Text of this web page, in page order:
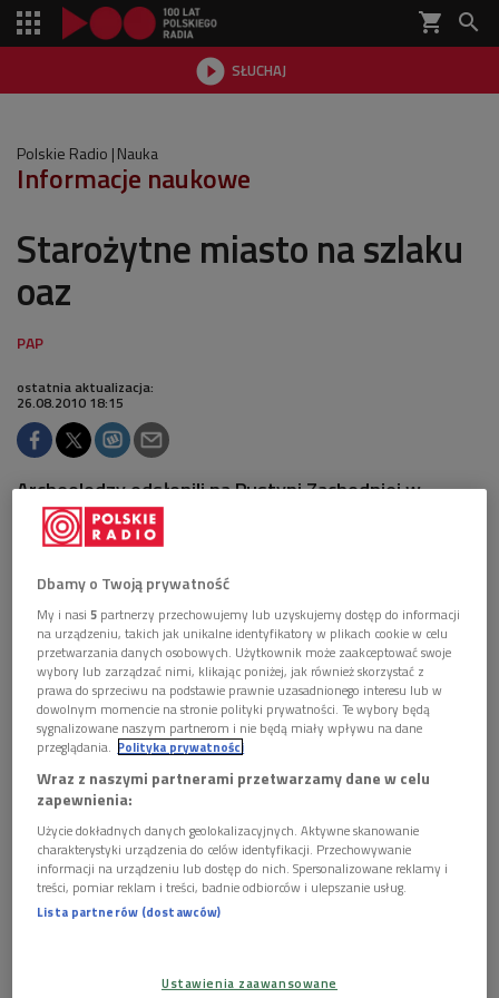
shopping_cart 
 SŁUCHAJ

Polskie Radio Nauka
Informacje naukowe
Starożytne miasto na szlaku
oaz
ostatnia aktualizacja:
26.08.2010 18:15
Archeolodzy odsłonili na Pustyni Zachodniej w
Egipcie pozostałości miasta sprzed 3,5 tys. lat -
podało w środę egipskie ministerstwo kultury.
Wykopaliskami w oazie Charga, położonej ok. 200 km na
południe od Kairu, kierowała ekipa z amerykańskiego
uniwersytetu Yale. Miały one na celu odtworzenie mapy
starożytnych dróg przez Pustynię Zachodnią.
Odkryte pozostałości znajdują się przy dawnej trasie karawan,
łączącej Dolinę Nilu z zachodnimi oazami i ciągnącej się dalej
do Nubii (Sudanu), skąd w starożytności sprowadzano
niewolników. Był to ważny szlak handlowy, którym
transportowano także zboże, złoto, kość słoniową i
przyprawy. Osada osiągnęła szczyt świetności w czasach
Średniego Państwa (1786-1665 p.n.e.) i drugiego okresu
przejściowego (1600-1569 p.n.e.).
Dbamy o Twoją prywatność
My i nasi5 partnerzy przechowujemy lub uzyskujemy dostęp do informacji
na urządzeniu, takich jak unikalne identyfikatory w plikach cookie w celu
przetwarzania danych osobowych. Użytkownik może zaakceptować swoje
wybory lub zarządzać nimi, klikając poniżej, jak również skorzystać z
prawa do sprzeciwu na podstawie prawnie uzasadnionego interesu lub w
dowolnym momencie na stronie polityki prywatności. Te wybory będą
sygnalizowane naszym partnerom i nie będą miały wpływu na dane
przeglądania. Polityka prywatności
Wraz z naszymi partnerami przetwarzamy dane w celu
zapewnienia:
Użycie dokładnych danych geolokalizacyjnych. Aktywne skanowanie
charakterystyki urządzenia do celów identyfikacji. Przechowywanie
informacji na urządzeniu lub dostęp do nich. Spersonalizowane reklamy i
treści, pomiar reklam i treści, badnie odbiorców i ulepszanie usług.
Lista partnerów (dostawców)
Ustawienia zaawansowane